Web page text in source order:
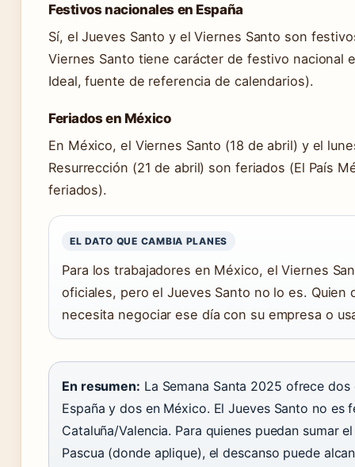
Festivos nacionales en España
Sí, el Jueves Santo y el Viernes Santo son
Viernes Santo tiene carácter de festivo nacional
Ideal, fuente de referencia de calendarios).
Feriados en México
En México, el Viernes Santo (18 de abril) y el
Resurrección (21 de abril) son feriados (El País
feriados).
EL DATO QUE CAMBIA PLANES
Para los trabajadores en México, el Viernes
oficiales, pero el Jueves Santo no lo es. Quien
necesita negociar ese día con su empresa o
En resumen: La Semana Santa 2025 ofrece
España y dos en México. El Jueves Santo no es
Cataluña/Valencia. Para quienes puedan sumar
Pascua (donde aplique), el descanso puede